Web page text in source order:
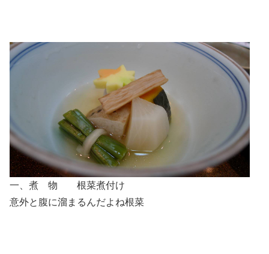
一、煮 物 根菜煮付け
意外と腹に溜まるんだよね根菜